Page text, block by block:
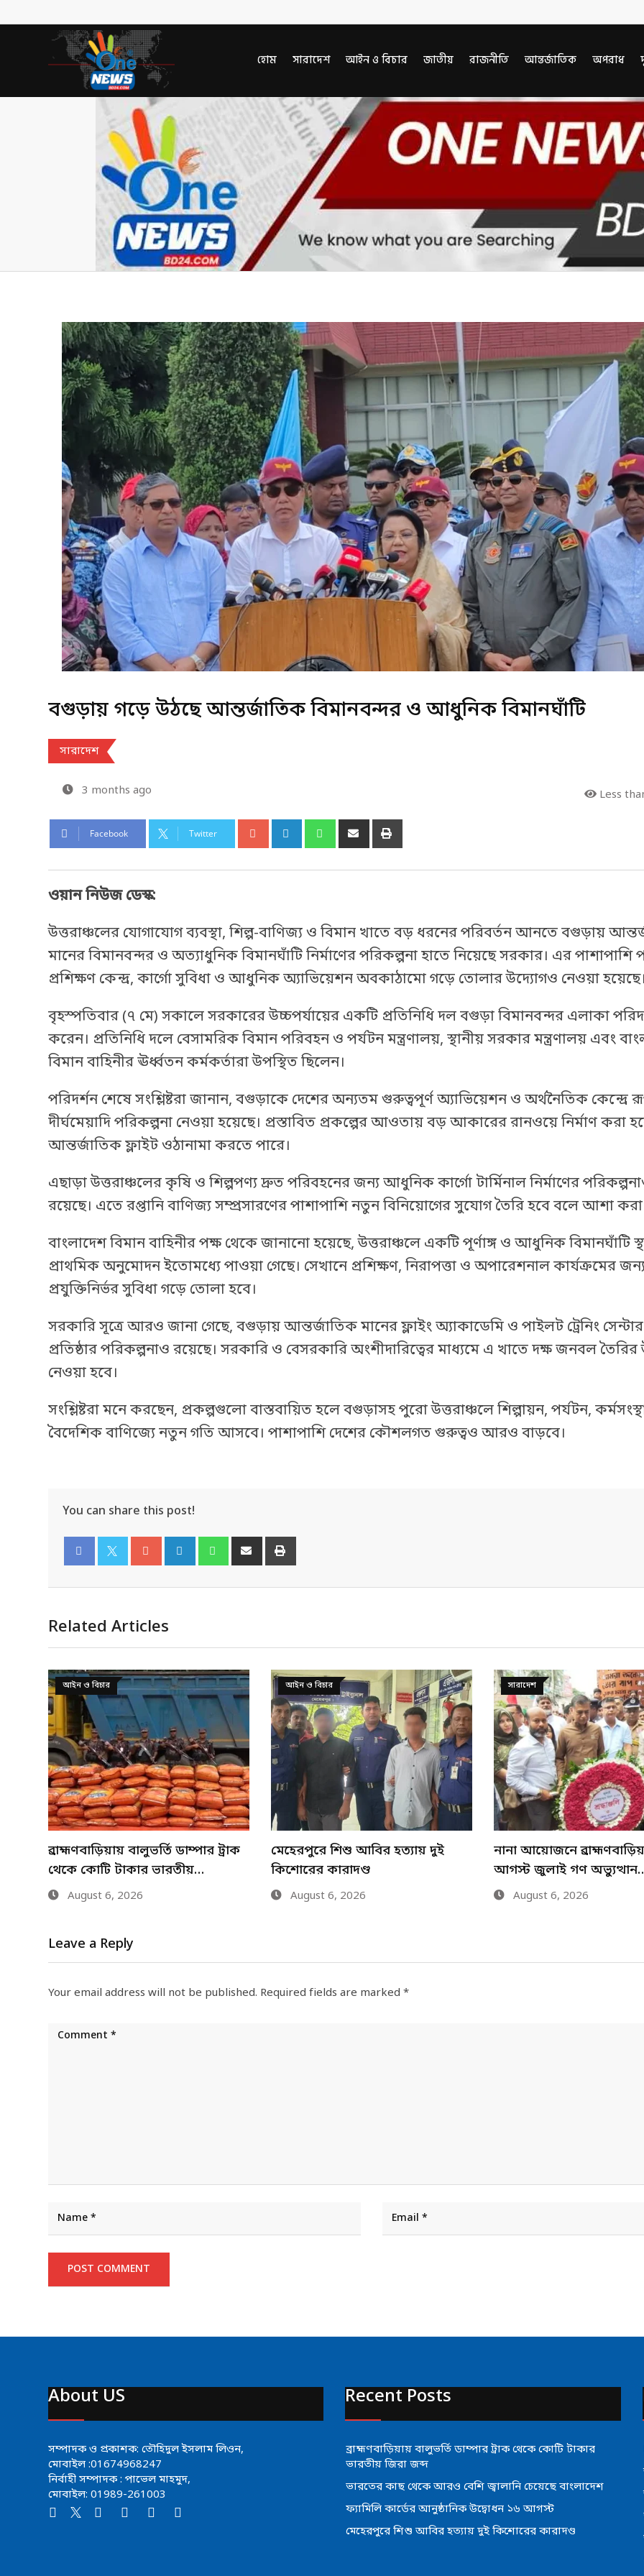
হোম সারাদেশ আইন ও বিচার জাতীয় রাজনীতি আন্তর্জাতিক অপরাধ
বগুড়ায় গড়ে উঠছে আন্তর্জাতিক বিমানবন্দর ও আধুনিক বিমানঘাঁটি
সারাদেশ
3 months ago Less
Facebook Twitter
ওয়ান নিউজ ডেস্ক:
উত্তরাঞ্চলের যোগাযোগ ব্যবস্থা, শিল্প-বাণিজ্য ও বিমান খাতে বড় ধরনের পরিবর্তন আনতে বগুড়ায়
মানের বিমানবন্দর ও অত্যাধুনিক বিমানঘাঁটি নির্মাণের পরিকল্পনা হাতে নিয়েছে সরকার। এর পাশাপাশি
প্রশিক্ষণ কেন্দ্র, কার্গো সুবিধা ও আধুনিক অ্যাভিয়েশন অবকাঠামো গড়ে তোলার উদ্যোগও নেওয়া হয়েছে।
বৃহস্পতিবার (৭ মে) সকালে সরকারের উচ্চপর্যায়ের একটি প্রতিনিধি দল বগুড়া বিমানবন্দর এলাকা
করেন। প্রতিনিধি দলে বেসামরিক বিমান পরিবহন ও পর্যটন মন্ত্রণালয়, স্থানীয় সরকার মন্ত্রণালয় এবং
বিমান বাহিনীর ঊর্ধ্বতন কর্মকর্তারা উপস্থিত ছিলেন।
পরিদর্শন শেষে সংশ্লিষ্টরা জানান, বগুড়াকে দেশের অন্যতম গুরুত্বপূর্ণ অ্যাভিয়েশন ও অর্থনৈতিক কেন্দ্রে
দীর্ঘমেয়াদি পরিকল্পনা নেওয়া হয়েছে। প্রস্তাবিত প্রকল্পের আওতায় বড় আকারের রানওয়ে নির্মাণ করা
আন্তর্জাতিক ফ্লাইট ওঠানামা করতে পারে।
এছাড়া উত্তরাঞ্চলের কৃষি ও শিল্পপণ্য দ্রুত পরিবহনের জন্য আধুনিক কার্গো টার্মিনাল নির্মাণের
রয়েছে। এতে রপ্তানি বাণিজ্য সম্প্রসারণের পাশাপাশি নতুন বিনিয়োগের সুযোগ তৈরি হবে বলে আশা করা
বাংলাদেশ বিমান বাহিনীর পক্ষ থেকে জানানো হয়েছে, উত্তরাঞ্চলে একটি পূর্ণাঙ্গ ও আধুনিক বিমানঘাঁটি
প্রাথমিক অনুমোদন ইতোমধ্যে পাওয়া গেছে। সেখানে প্রশিক্ষণ, নিরাপত্তা ও অপারেশনাল কার্যক্রমের
প্রযুক্তিনির্ভর সুবিধা গড়ে তোলা হবে।
সরকারি সূত্রে আরও জানা গেছে, বগুড়ায় আন্তর্জাতিক মানের ফ্লাইং অ্যাকাডেমি ও পাইলট ট্রেনিং সেন্টার
প্রতিষ্ঠার পরিকল্পনাও রয়েছে। সরকারি ও বেসরকারি অংশীদারিত্বের মাধ্যমে এ খাতে দক্ষ জনবল
নেওয়া হবে।
সংশ্লিষ্টরা মনে করছেন, প্রকল্পগুলো বাস্তবায়িত হলে বগুড়াসহ পুরো উত্তরাঞ্চলে শিল্পায়ন, পর্যটন,
বৈদেশিক বাণিজ্যে নতুন গতি আসবে। পাশাপাশি দেশের কৌশলগত গুরুত্বও আরও বাড়বে।
You can share this post!
Related Articles
আইন ও বিচার
মেহেরপুরে শিশু আবির হত্যায় দুই
কিশোরের কারাদণ্ড
August 6, 2026
সারাদেশ
নানা আয়োজনে ব্রাহ্মণবাড়িয়ায় ৫
আগস্ট জুলাই গণ অভ্যুত্থান…
August 6, 2026
দুর্ঘটনা
ব্রাহ্মণবাড়িয়া ফ্লাইওভারে
ত্রিমুখী সংঘর্ষে আহত ৬
August 5, 2026
Leave a Reply
Your email address will not be published. Required fields are marked *
About US
সম্পাদক ও প্রকাশক: তৌহিদুল ইসলাম লিওন,
মোবাইল :01674968247
নির্বাহী সম্পাদক : পাভেল মাহমুদ,
মোবাইল: 01989-261003
Recent Posts
ব্রাহ্মণবাড়িয়ায় বালুভর্তি ডাম্পার ট্রাক থেকে কোটি টাকার
ভারতীয় জিরা জব্দ
ভারতের কাছ থেকে আরও বেশি জ্বালানি চেয়েছে বাংলাদেশ
ফ্যামিলি কার্ডের আনুষ্ঠানিক উদ্বোধন ১৬ আগস্ট
মেহেরপুরে শিশু আবির হত্যায় দুই কিশোরের কারাদণ্ড